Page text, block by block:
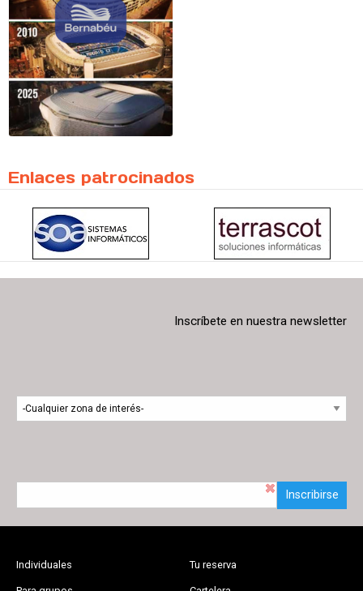
Enlaces patrocinados
Inscríbete en nuestra newsletter
Inscribirse
Individuales Tu reserva